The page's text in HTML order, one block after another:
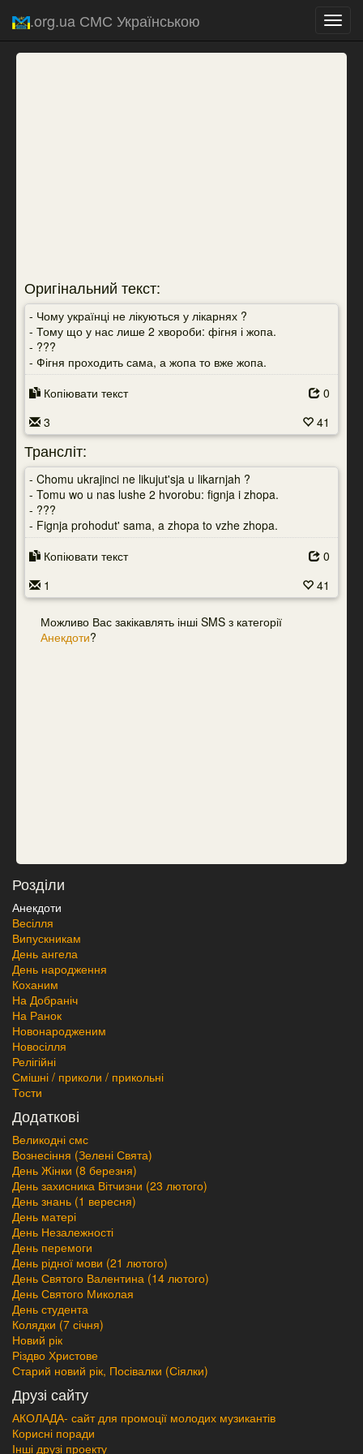
.org.ua СМС Українською
Оригінальний текст:
- Чому українці не лікуються у лікарнях ?
- Тому що у нас лише 2 хвороби: фігня і жопа.
- ???
- Фігня проходить сама, а жопа то вже жопа.
Копіювати текст
0
3
41
Трансліт:
- Chomu ukrajinci ne likujut'sja u likarnjah ?
- Tomu wo u nas lushe 2 hvorobu: fignja i zhopa.
- ???
- Fignja prohodut' sama, a zhopa to vzhe zhopa.
Копіювати текст
0
1
41
Можливо Вас закікавлять інші SMS з категорії
Анекдоти?
Розділи
Анекдоти
Весілля
Випускникам
День ангела
День народження
Коханим
На Добраніч
На Ранок
Новонародженим
Новосілля
Релігійні
Смішні / приколи / прикольні
Тости
Додаткові
Великодні смс
Вознесіння (Зелені Свята)
День Жінки (8 березня)
День захисника Вітчизни (23 лютого)
День знань (1 вересня)
День матері
День Незалежності
День перемоги
День рідної мови (21 лютого)
День Святого Валентина (14 лютого)
День Святого Миколая
День студента
Колядки (7 січня)
Новий рік
Різдво Христове
Старий новий рік, Посівалки (Сіялки)
Друзі сайту
АКОЛАДА- сайт для промоції молодих музикантів
Корисні поради
Інші друзі проекту